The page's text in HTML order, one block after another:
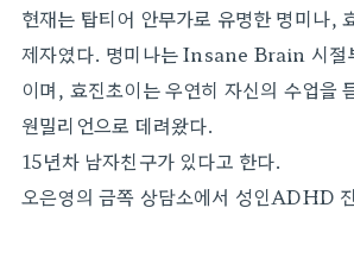
현재는 탑티어 안무가로 유명한 명미나,
제자였다. 명미나는 Insane Brain 시절
이며, 효진초이는 우연히 자신의 수업을
원밀리언으로 데려왔다.
15년차 남자친구가 있다고 한다.
오은영의 금쪽 상담소에서 성인ADHD